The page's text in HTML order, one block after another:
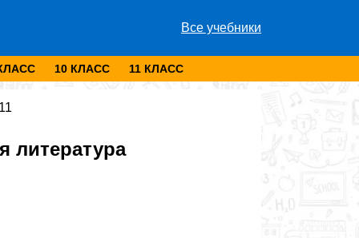
Все учебники
10 КЛАСС 11 КЛАСС
литература